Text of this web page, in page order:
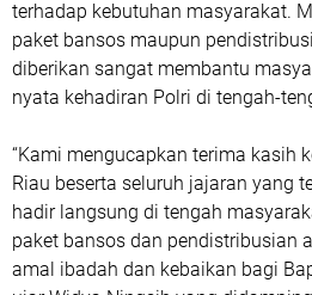
terhadap kebutuhan masyarakat.
paket bansos maupun
diberikan sangat membantu
nyata kehadiran Polri di tengah-
“Kami mengucapkan terima kasih
Riau beserta seluruh jajaran yang
hadir langsung di tengah
paket bansos dan pendistribusian
amal ibadah dan kebaikan bagi